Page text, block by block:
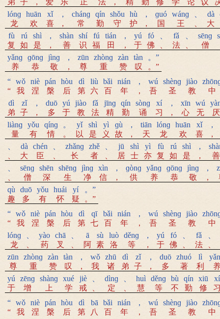
lónɡ
龙
huān
欢
xǐ
喜
，
，
chánɡ
常
qín
勤
shǒu
守
hù
护
，
，
ɡuó
国
wánɡ
王
dà
大
fù
复
rú
如
shì
是
，
，
shàn
善
shí
识
fú
福
tián
田
，
，
yú
于
fó
佛
fǎ
法
sēnɡ
僧
yǎnɡ
养
ɡōnɡ
恭
jìnɡ
敬
，
，
zūn
尊
zhònɡ
重
zàn
赞
tàn
叹
。”
。”
“
“
wǒ
我
niè
涅
pán
槃
hòu
后
dì
第
liù
六
bǎi
百
nián
年
，
，
wú
吾
shènɡ
圣
jiào
教
中
dì
弟
zǐ
子
，
，
duō
多
yú
于
jiào
教
fǎ
法
jīnɡ
精
qín
勤
sònɡ
诵
xí
习
，
，
xīn
心
wú
无
厌
liànɡ
量
yǒu
有
qínɡ
情
。
。
yǐ
以
shì
是
yì
义
ɡù
故
，
，
tiān
天
lónɡ
龙
huān
欢
xǐ
喜
，
，
dà
大
chén
臣
zhǎnɡ
长
zhě
者
jū
居
shì
士
yì
亦
fù
复
rú
如
shì
是
，
，
善
sēnɡ
僧
shēn
深
shēnɡ
生
jìnɡ
净
xìn
信
，
，
ɡònɡ
供
yǎnɡ
养
ɡōnɡ
恭
jìnɡ
敬
，
，
qù
趣
duō
多
yǒu
有
huái
怀
yí
疑
。”
。”
“
“
wǒ
我
niè
涅
pán
槃
hòu
后
dì
第
qī
七
bǎi
百
nián
年
，
，
wú
吾
shènɡ
圣
jiào
教
中
lónɡ
龙
yào
药
chā
叉
ā
阿
sù
素
luò
洛
děnɡ
等
，
，
yú
于
fó
佛
fǎ
法
zūn
尊
zhònɡ
重
zàn
赞
tàn
叹
，
，
wǒ
我
zhū
诸
dì
弟
zǐ
子
，
，
duō
多
zhuó
著
lì
利
yú
于
zēnɡ
增
shànɡ
上
xué
学
jiè
戒
dìnɡ
定
huì
慧
děnɡ
等
bù
不
qín
勤
xiū
修
xí
“
“
wǒ
我
niè
涅
pán
槃
hòu
后
dì
第
bā
八
bǎi
百
nián
年
，
，
wú
吾
shènɡ
圣
jiào
教
中